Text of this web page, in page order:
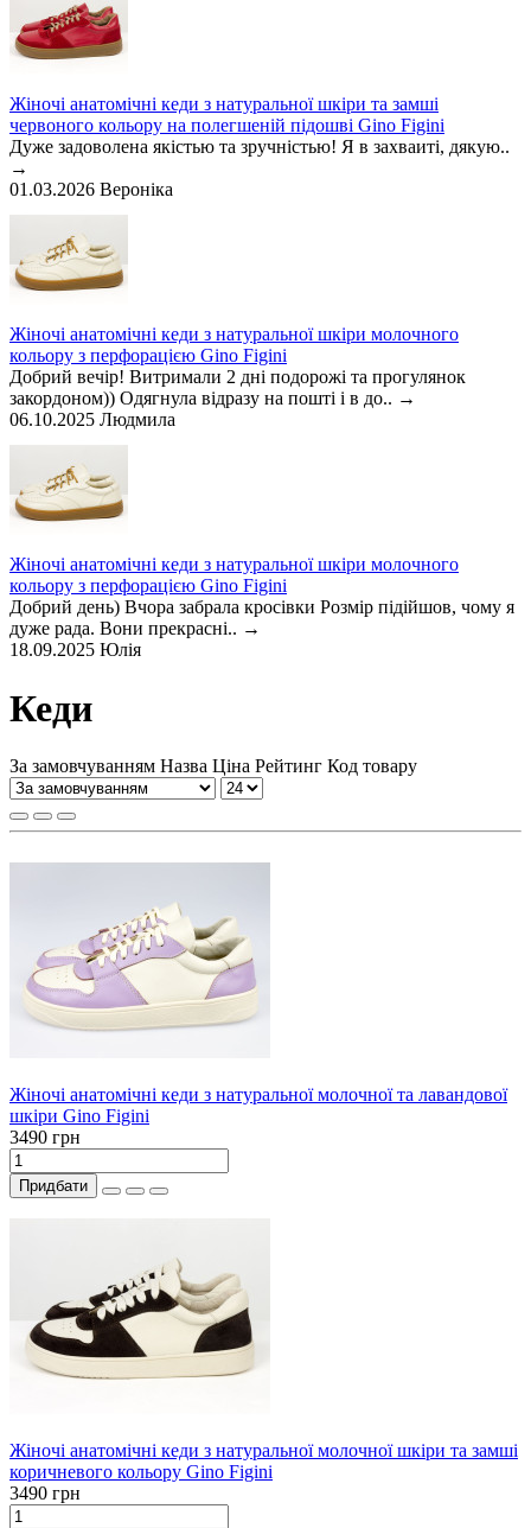
Жіночі анатомічні кеди з натуральної шкіри та замші
червоного кольору на полегшеній підошві Gino Figini
Дуже задоволена якістью та зручністью! Я в захваиті, дякую..
→
01.03.2026 Вероніка
Жіночі анатомічні кеди з натуральної шкіри молочного
кольору з перфорацією Gino Figini
Добрий вечір! Витримали 2 дні подорожі та прогулянок
закордоном)) Одягнула відразу на пошті і в до.. →
06.10.2025 Людмила
Жіночі анатомічні кеди з натуральної шкіри молочного
кольору з перфорацією Gino Figini
Добрий день) Вчора забрала кросівки Розмір підійшов, чому я
дуже рада. Вони прекрасні.. →
18.09.2025 Юлія
Кеди
За замовчуванням Назва Ціна Рейтинг Код товару
Жіночі анатомічні кеди з натуральної молочної та лавандової
шкіри Gino Figini
3490 грн
Придбати
Жіночі анатомічні кеди з натуральної молочної шкіри та замші
коричневого кольору Gino Figini
3490 грн